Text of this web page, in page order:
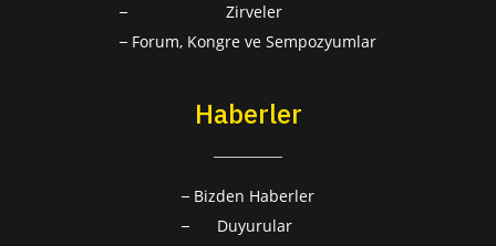
Zirveler
Forum, Kongre ve Sempozyumlar
Haberler
Bizden Haberler
Duyurular